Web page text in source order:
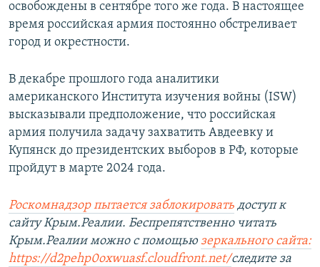
освобождены в сентябре того же года. В настоящее
время российская армия постоянно обстреливает
город и окрестности.
В декабре прошлого года аналитики
американского Института изучения войны (ISW)
высказывали предположение, что российская
армия получила задачу захватить Авдеевку и
Купянск до президентских выборов в РФ, которые
пройдут в марте 2024 года.
Роскомнадзор пытается заблокировать доступ к
сайту Крым.Реалии. Беспрепятственно читать
Крым.Реалии можно с помощью зеркального сайта:
https://d2pehp0oxwuasf.cloudfront.net/следите за